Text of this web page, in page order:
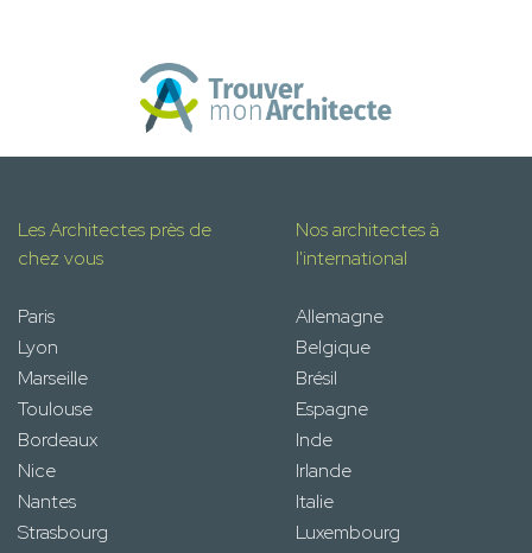
Les Architectes près de
chez vous
Paris
Lyon
Marseille
Toulouse
Bordeaux
Nice
Nantes
Strasbourg
Nos architectes à
l'international
Allemagne
Belgique
Brésil
Espagne
Inde
Irlande
Italie
Luxembourg